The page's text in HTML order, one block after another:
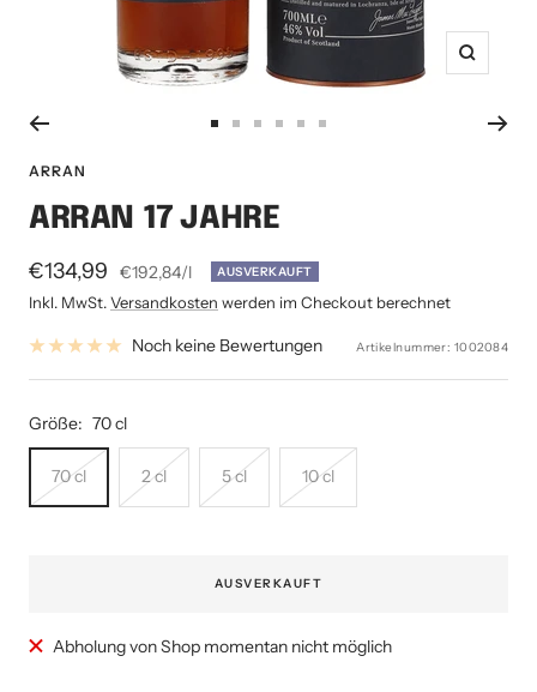
Zoom
gehengehen
gehengehen
ARRAN
ARRAN 17 JAHRE
Angebotspreis
€134,99 €192,84/l AUSVERKAUFT
Inkl. MwSt.Versandkosten werden im Checkout berechnet
Noch keine Bewertungen Artikelnummer: 1002084
Größe: 70 cl
70 cl 2 cl 5 cl 10 cl
AUSVERKAUFT
Abholung von Shop momentan nicht möglich